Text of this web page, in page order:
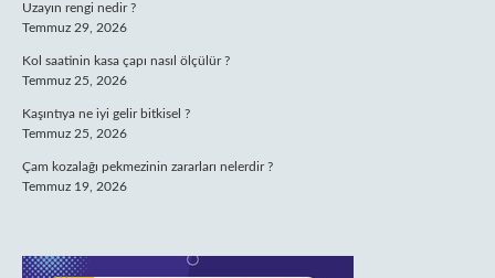
Uzayın rengi nedir ?
Temmuz 29, 2026
Kol saatinin kasa çapı nasıl ölçülür ?
Temmuz 25, 2026
Kaşıntıya ne iyi gelir bitkisel ?
Temmuz 25, 2026
Çam kozalağı pekmezinin zararları nelerdir ?
Temmuz 19, 2026